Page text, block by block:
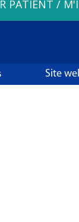
PATIENT /
Site